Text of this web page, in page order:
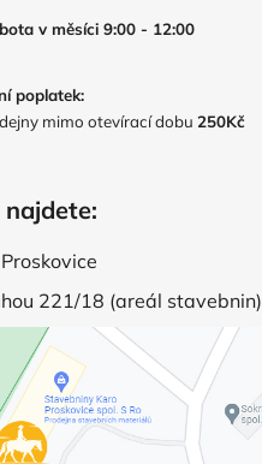
v měsíci 9:00 - 12:00
poplatek:
mimo otevírací dobu 250Kč
najdete:
221/18 (areál stavebnin)